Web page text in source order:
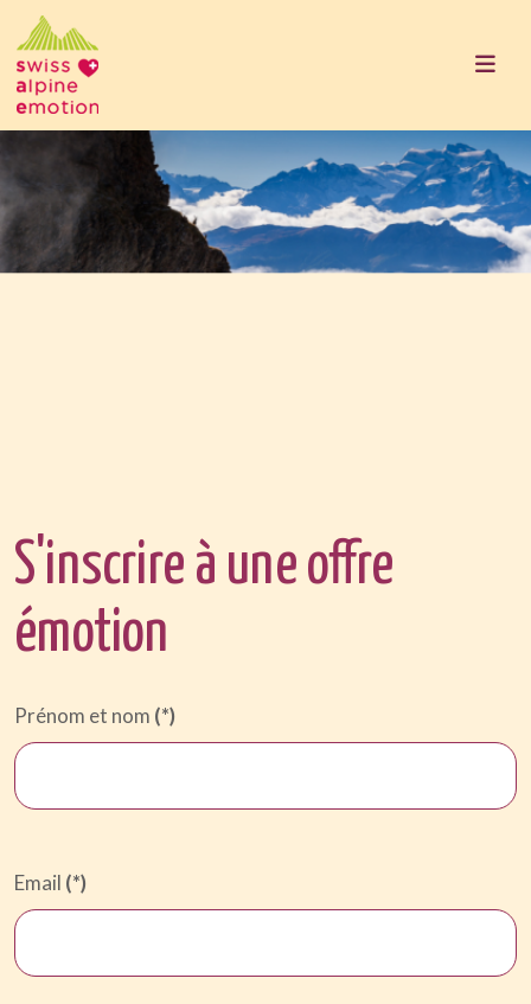
S'inscrire à une offre
émotion
Prénom et nom (*)
Email (*)